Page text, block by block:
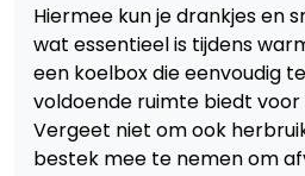
Hiermee kun je drankjes en
wat essentieel is tijdens
een koelbox die eenvoudig
voldoende ruimte biedt voor
Vergeet niet om ook
bestek mee te nemen om